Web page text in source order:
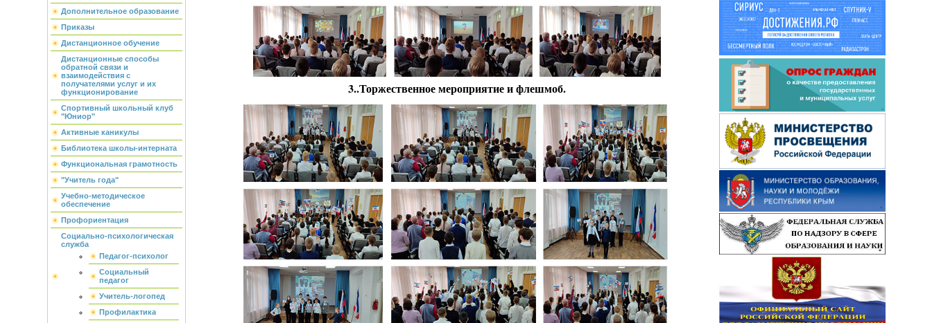
Дополнительное образование
Приказы
Дистанционное обучение
Дистанционные способы
обратной связи и
взаимодействия с
получателями услуг и их
функционирование
Спортивный школьный клуб
"Юниор"
Активные каникулы
Библиотека школы-интерната
Функциональная грамотность
"Учитель года"
Учебно-методическое
обеспечение
Профориентация
Социально-психологическая
служба
Педагог-психолог
Социальный
педагог
Учитель-логопед
Профилактика
3..Торжественное мероприятие и флешмоб.